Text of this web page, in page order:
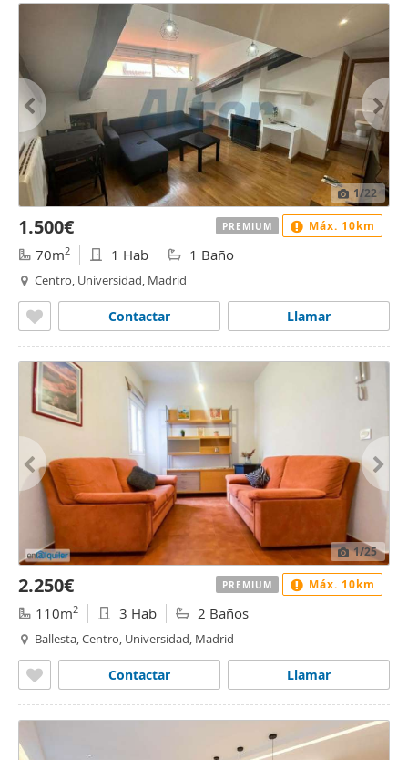
1/22
1.500€
70m2 1 Hab 1 Baño
Centro, Universidad, Madrid
Llamar
Contactar
PREMIUM Máx. 10km
1/25
2.250€
110m2 3 Hab 2 Baños
Ballesta, Centro, Universidad, Madrid
Llamar
Contactar
PREMIUM Máx. 10km